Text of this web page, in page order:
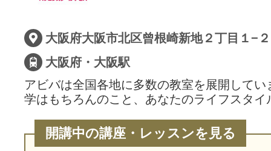
大阪府・大阪駅
アビバは全国各地に多数の教室を展開してい
学はもちろんのこと、あなたのライフスタ
開講中の講座・レッスンを見る